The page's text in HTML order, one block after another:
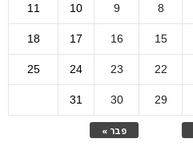
פבר »
8
9
10
11
15
16
17
18
22
23
24
25
29
30
31